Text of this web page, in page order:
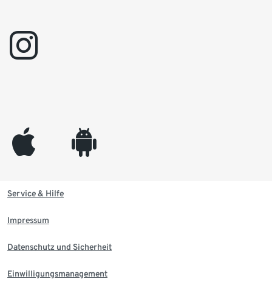
instagram
appleinc android
Service & Hilfe
Impressum
Datenschutz und Sicherheit
Einwilligungsmanagement